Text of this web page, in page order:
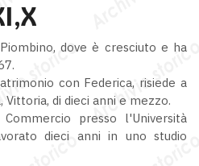
dove è cresciuto e ha
con Federica, risiede a
di dieci anni e mezzo.
presso l'Università
dieci anni in uno studio